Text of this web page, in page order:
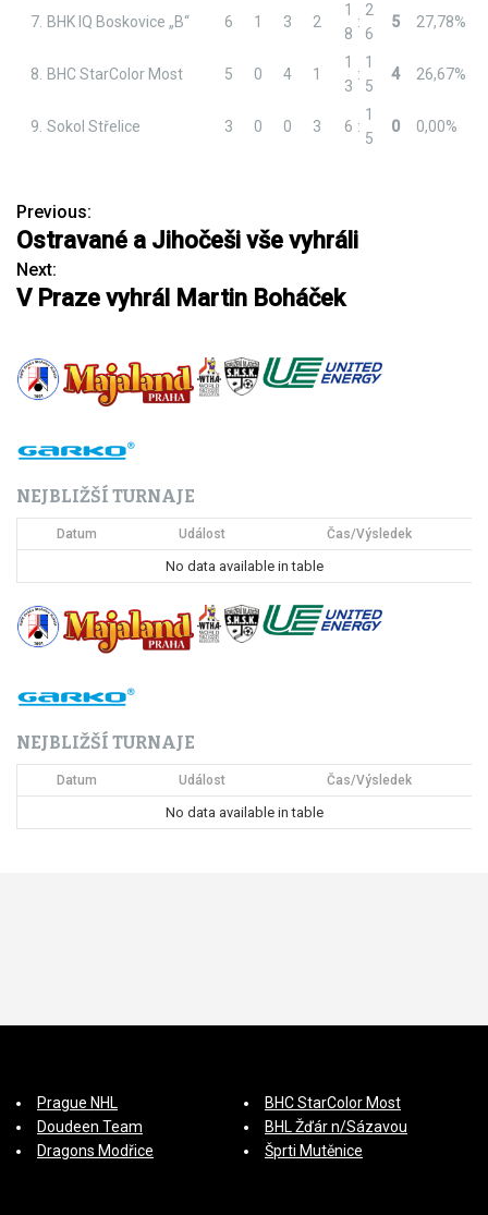
7. BHK IQ Boskovice „B“ 6 1 3 2
1
8
:
2
6
5 27,78%
8. BHC StarColor Most 5 0 4 1
1
3
:
1
5
4 26,67%
9. Sokol Střelice 3 0 0 3 6 :
1
5
0 0,00%
N
a
v
g
c
e
p
r
o
ř
í
s
p
Previous:
Ostravané a Jihočeši vše vyhráli
Next:
V Praze vyhrál Martin Boháček
NEJBLIŽŠÍ TURNAJE
Datum Událost Čas/Výsledek
No data available in table
NEJBLIŽŠÍ TURNAJE
Datum Událost Čas/Výsledek
No data available in table
BHC StarColor Most
BHL Žďár n/Sázavou
Šprti Mutěnice
Prague NHL
Doudeen Team
Dragons Modřice